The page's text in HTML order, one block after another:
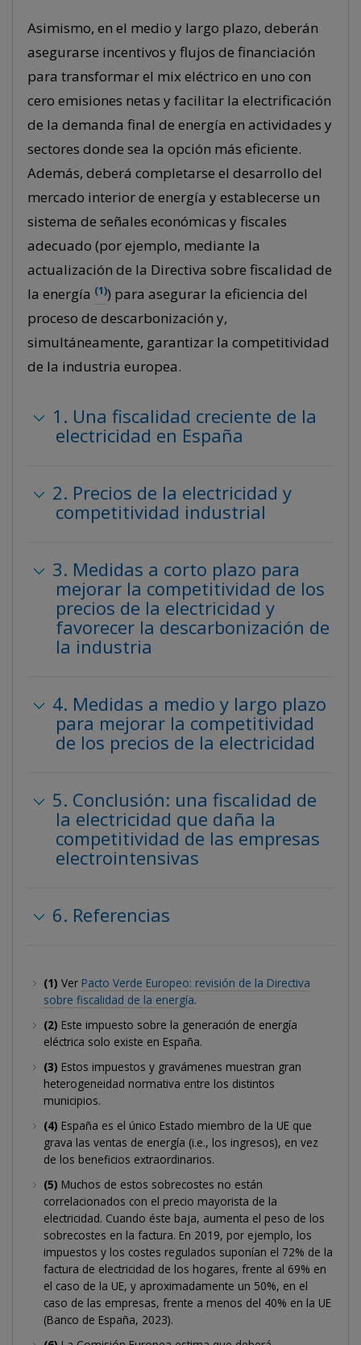
Asimismo, en el medio y largo plazo, deberán
asegurarse incentivos y flujos de financiación
para transformar el mix eléctrico en uno con
cero emisiones netas y facilitar la electrificación
de la demanda final de energía en actividades y
sectores donde sea la opción más eficiente.
Además, deberá completarse el desarrollo del
mercado interior de energía y establecerse un
sistema de señales económicas y fiscales
adecuado (por ejemplo, mediante la
actualización de la Directiva sobre fiscalidad de
la energía (1)) para asegurar la eficiencia del
proceso de descarbonización y,
simultáneamente, garantizar la competitividad
de la industria europea.
1. Una fiscalidad creciente de la
electricidad en España
2. Precios de la electricidad y
competitividad industrial
3. Medidas a corto plazo para
mejorar la competitividad de los
precios de la electricidad y
favorecer la descarbonización de
la industria
4. Medidas a medio y largo plazo
para mejorar la competitividad
de los precios de la electricidad
5. Conclusión: una fiscalidad de
la electricidad que daña la
competitividad de las empresas
electrointensivas
6. Referencias
(1) Ver Pacto Verde Europeo: revisión de la Directiva
sobre fiscalidad de la energía.
(2) Este impuesto sobre la generación de energía
eléctrica solo existe en España.
(3) Estos impuestos y gravámenes muestran gran
heterogeneidad normativa entre los distintos
municipios.
(4) España es el único Estado miembro de la UE que
grava las ventas de energía (i.e., los ingresos), en vez
de los beneficios extraordinarios.
(5) Muchos de estos sobrecostes no están
correlacionados con el precio mayorista de la
electricidad. Cuando éste baja, aumenta el peso de los
sobrecostes en la factura. En 2019, por ejemplo, los
impuestos y los costes regulados suponían el 72% de la
factura de electricidad de los hogares, frente al 69% en
el caso de la UE, y aproximadamente un 50%, en el
caso de las empresas, frente a menos del 40% en la UE
(Banco de España, 2023).